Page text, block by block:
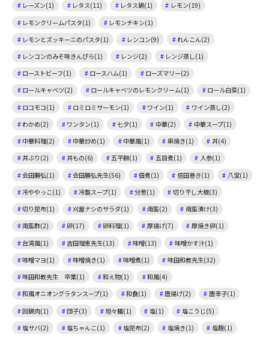
レーズン(1)
レタス(11) レタス鍋(1)
レモン(19)
レモンクリームパスタ(1)
レモンチキン(1)
レモンとズッキーニのパスタ(1)
レンコン(9)
れんこん(2)
レンコンのみそ味きんぴら(1)
レンジ(2)
レンジ蒸し(1)
ローストビーフ(1)
ロースハム(1)
ローズマリー(2)
ロールキャベツ(2)
ロールキャベツのレモンクリーム(1)
ロール白菜(1)
ロコモコ(1)
ロミロミサーモン(1) ワイン(1)
ワイン蒸し(2)
わかめ(2)
ワンタン(1) 七夕(1) 中華(2)
中華スープ(1)
中華料理(2)
中華炒め(1) 中華風(1) 串焼き(1)
丼(4)
丼ぶり(2)
丼もの(6) 五平餅(1) 五目煮(1)
人参(1)
会田勝弘(1)
会田勝弘先生(56) 佃煮(1) 信田巻き(1)
八宝(1)
冷ややっこ(1)
冷製スープ(1) 分葱(1)
切り干し大根(3)
切り昆布(1)
刈屋ナシのサラダ(1) 南蛮(2)
南蛮漬け(3)
南蛮酢(2)
卵(17) 卵料理(1) 厚揚げ(7)
厚焼き卵(1)
台湾風(1)
吉田理恵先生(13) 味噌(13)
味噌かす汁(1)
味噌マヨ(1)
味噌焼き(1) 味噌煮(1)
味田和教先生(32)
味田和教先生 卒業(1)
和え物(1)
和風(4)
和風オニオングラタンスープ(1)
和食(1) 唐揚げ(2)
唐辛子(1)
回鍋肉(1)
団子(3) 坦々麺(1) 塩(1)
塩こうじ(5)
塩サバ(2)
塩ちゃんこ(1) 塩昆布(2) 塩焼き(1)
塩麴(1)